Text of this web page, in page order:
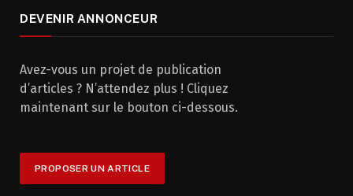
DEVENIR ANNONCEUR
Avez-vous un projet de publication
d’articles ? N’attendez plus ! Cliquez
maintenant sur le bouton ci-dessous.
PROPOSER UN ARTICLE